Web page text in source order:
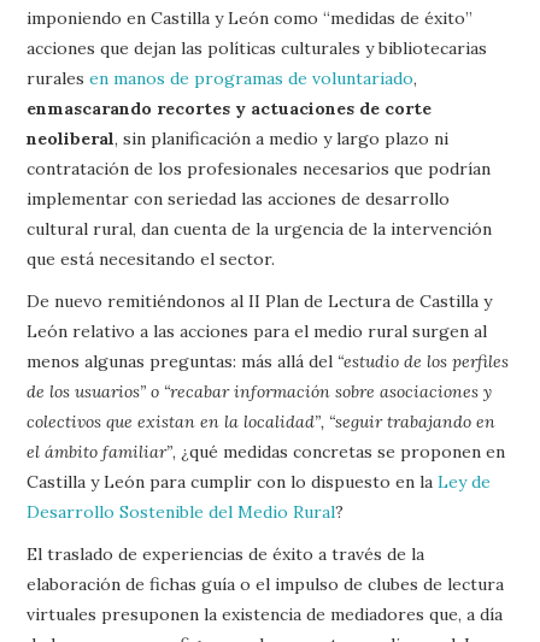
imponiendo en Castilla y León como “medidas de éxito”
acciones que dejan las políticas culturales y bibliotecarias
ruralesen manos de programas de voluntariado,
enmascarando recortes y actuaciones de corte
neoliberal, sin planificación a medio y largo plazo ni
contratación de los profesionales necesarios que podrían
implementar con seriedad las acciones de desarrollo
cultural rural, dan cuenta de la urgencia de la intervención
que está necesitando el sector.
De nuevo remitiéndonos al II Plan de Lectura de Castilla y
León relativo a las acciones para el medio rural surgen al
menos algunas preguntas: más allá del “estudio de los perfiles
de los usuarios” o “recabar información sobre asociaciones y
colectivos que existan en la localidad”, “seguir trabajando en
el ámbito familiar”, ¿qué medidas concretas se proponen en
Castilla y León para cumplir con lo dispuesto en la Ley de
Desarrollo Sostenible del Medio Rural?
El traslado de experiencias de éxito a través de la
elaboración de fichas guía o el impulso de clubes de lectura
virtuales presuponen la existencia de mediadores que, a día